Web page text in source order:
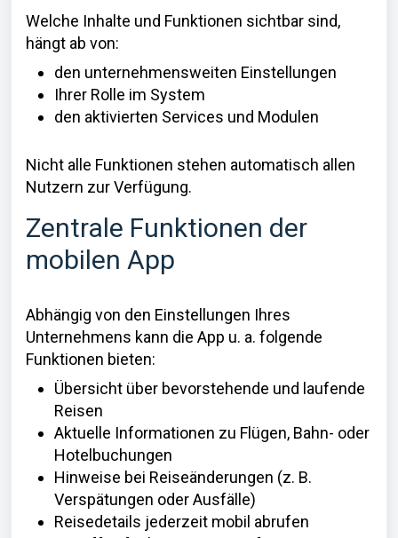
Welche Inhalte und Funktionen sichtbar sind,
hängt ab von:
den unternehmensweiten Einstellungen
Ihrer Rolle im System
den aktivierten Services und Modulen
Nicht alle Funktionen stehen automatisch allen
Nutzern zur Verfügung.
Zentrale Funktionen der
mobilen App
Abhängig von den Einstellungen Ihres
Unternehmens kann die App u. a. folgende
Funktionen bieten:
Übersicht über bevorstehende und laufende
Reisen
Aktuelle Informationen zu Flügen, Bahn- oder
Hotelbuchungen
Hinweise bei Reiseänderungen (z. B.
Verspätungen oder Ausfälle)
Reisedetails jederzeit mobil abrufen